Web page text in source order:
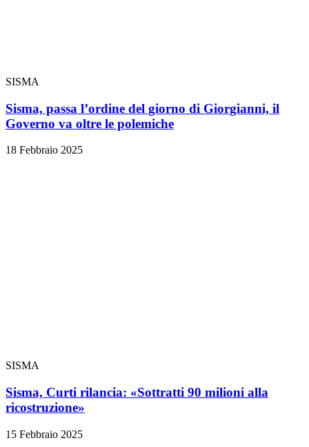
SISMA
Sisma, passa l’ordine del giorno di Giorgianni, il
Governo va oltre le polemiche
18 Febbraio 2025
SISMA
Sisma, Curti rilancia: «Sottratti 90 milioni alla
ricostruzione»
15 Febbraio 2025